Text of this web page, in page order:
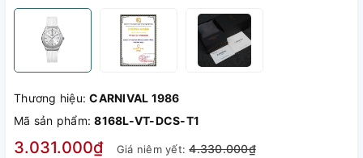
Thương hiệu:CARNIVAL 1986
Mã sản phẩm:8168L-VT-DCS-T1
3.031.000₫ Giá niêm yết:4.330.000₫